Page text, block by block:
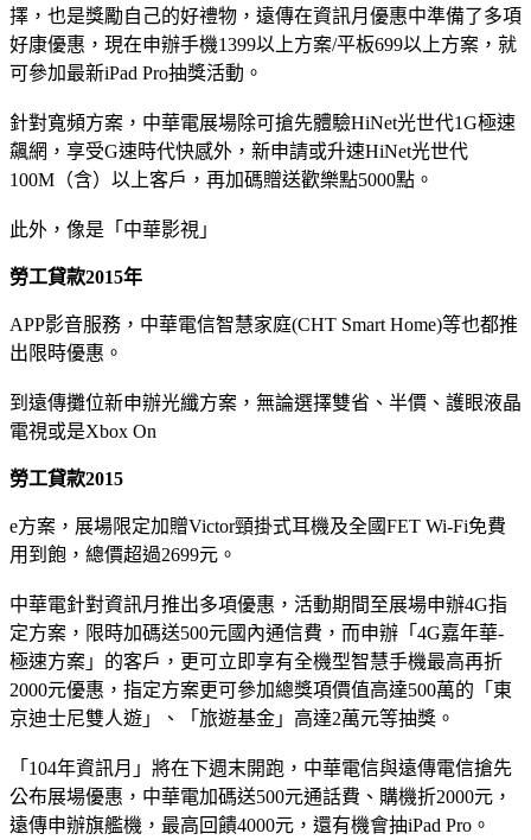
擇，也是獎勵自己的好禮物，遠傳在資訊月優惠中準備了多項
好康優惠，現在申辦手機1399以上方案/平板699以上方案，就
可參加最新iPad Pro抽獎活動。
針對寬頻方案，中華電展場除可搶先體驗HiNet光世代1G極速
飆網，享受G速時代快感外，新申請或升速HiNet光世代
100M（含）以上客戶，再加碼贈送歡樂點5000點。
此外，像是「中華影視」
勞工貸款2015年
APP影音服務，中華電信智慧家庭(CHT Smart Home)等也都推
出限時優惠。
到遠傳攤位新申辦光纖方案，無論選擇雙省、半價、護眼液晶
電視或是Xbox On
勞工貸款2015
e方案，展場限定加贈Victor頸掛式耳機及全國FET Wi-Fi免費
用到飽，總價超過2699元。
中華電針對資訊月推出多項優惠，活動期間至展場申辦4G指
定方案，限時加碼送500元國內通信費，而申辦「4G嘉年華-
極速方案」的客戶，更可立即享有全機型智慧手機最高再折
2000元優惠，指定方案更可參加總獎項價值高達500萬的「東
京迪士尼雙人遊」、「旅遊基金」高達2萬元等抽獎。
「104年資訊月」將在下週末開跑，中華電信與遠傳電信搶先
公布展場優惠，中華電加碼送500元通話費、購機折2000元，
遠傳申辦旗艦機，最高回饋4000元，還有機會抽iPad Pro。